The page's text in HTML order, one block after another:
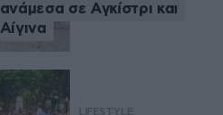
ανάμεσα σε Αγκίστρι και
Αίγινα
LIFESTYLE